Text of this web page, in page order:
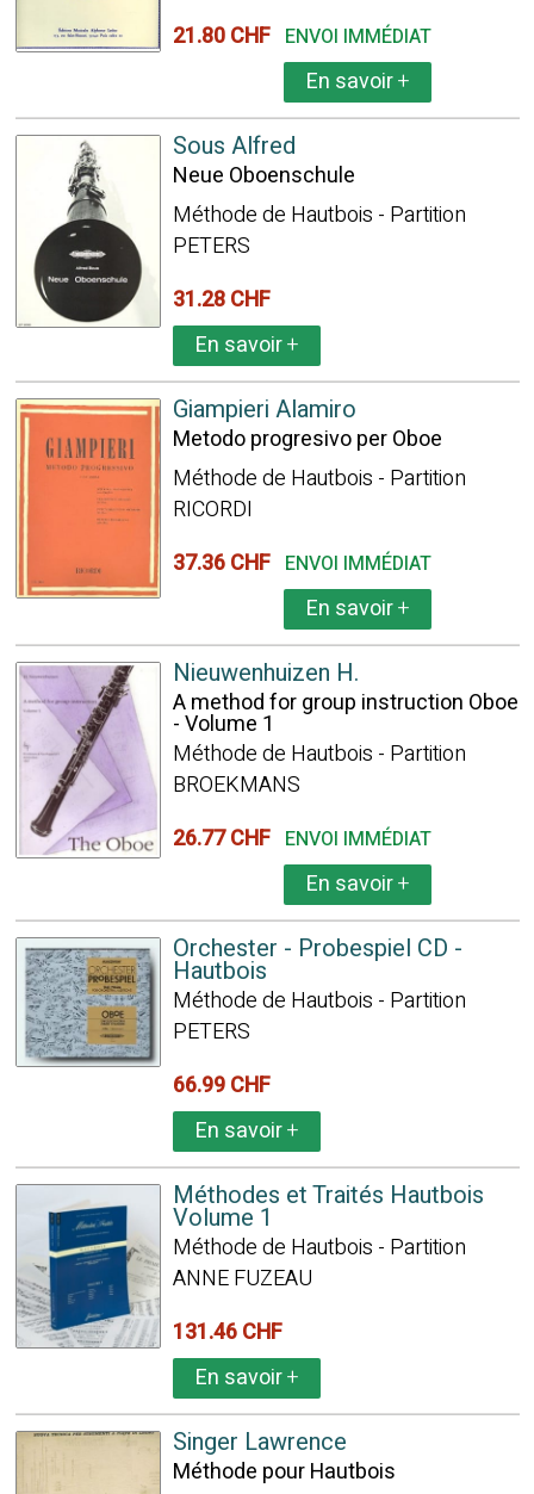
21.80 CHF ENVOI IMMÉDIAT
En savoir+
Sous Alfred
Neue Oboenschule
Méthode de Hautbois - Partition
PETERS
31.28 CHF
En savoir+
Giampieri Alamiro
Metodo progresivo per Oboe
Méthode de Hautbois - Partition
RICORDI
37.36 CHF ENVOI IMMÉDIAT
En savoir+
Nieuwenhuizen H.
A method for group instruction Oboe
- Volume 1
Méthode de Hautbois - Partition
BROEKMANS
26.77 CHF ENVOI IMMÉDIAT
En savoir+
Orchester - Probespiel CD -
Hautbois
Méthode de Hautbois - Partition
PETERS
66.99 CHF
En savoir+
Méthodes et Traités Hautbois
Volume 1
Méthode de Hautbois - Partition
ANNE FUZEAU
131.46 CHF
En savoir+
Singer Lawrence
Méthode pour Hautbois